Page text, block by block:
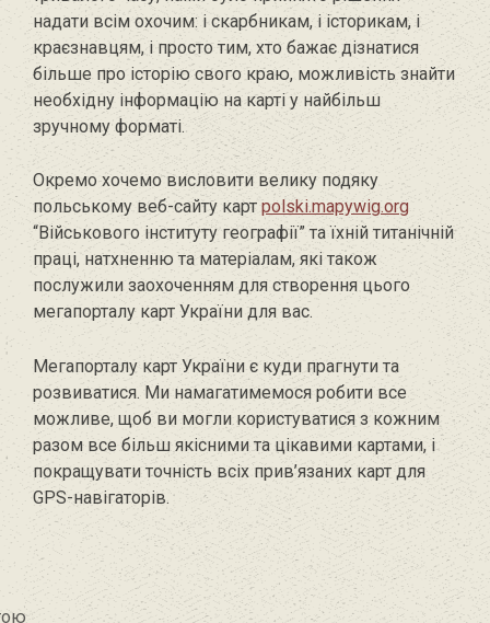
надати всім охочим: і скарбникам, і історикам, і
краєзнавцям, і просто тим, хто бажає дізнатися
більше про історію свого краю, можливість знайти
необхідну інформацію на карті у найбільш
зручному форматі.
Окремо хочемо висловити велику подяку
польському веб-сайту карт polski.mapywig.org
“Військового інституту географії” та їхній титанічній
праці, натхненню та матеріалам, які також
послужили заохоченням для створення цього
мегапорталу карт України для вас.
Мегапорталу карт України є куди прагнути та
розвиватися. Ми намагатимемося робити все
можливе, щоб ви могли користуватися з кожним
разом все більш якісними та цікавими картами, і
покращувати точність всіх прив’язаних карт для
GPS-навігаторів.